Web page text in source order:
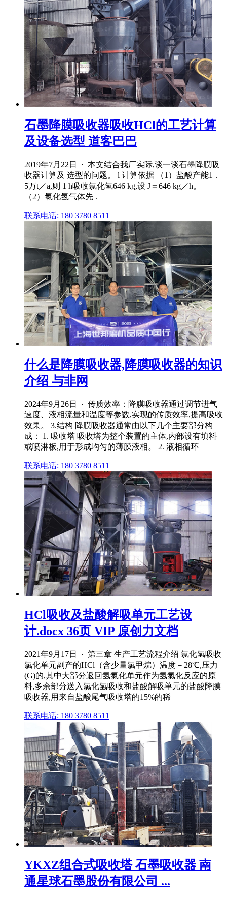
石墨降膜吸收器吸收HCl的工艺计算
及设备选型 道客巴巴
2019年7月22日 · 本文结合我厂实际,谈一谈石墨降膜吸
收器计算及 选型的问题。 l 计算依据 （1）盐酸产能1．
5万t／a,则 1 h吸收氯化氢646 kg,设 J＝646 kg／h。
（2）氯化氢气体先 .
联系电话: 180 3780 8511
什么是降膜吸收器,降膜吸收器的知识
介绍 与非网
2024年9月26日 · 传质效率：降膜吸收器通过调节进气
速度、液相流量和温度等参数,实现的传质效率,提高吸收
效果。 3.结构 降膜吸收器通常由以下几个主要部分构
成： 1. 吸收塔 吸收塔为整个装置的主体,内部设有填料
或喷淋板,用于形成均匀的薄膜液相。 2. 液相循环
联系电话: 180 3780 8511
HCl吸收及盐酸解吸单元工艺设
计.docx 36页 VIP 原创力文档
2021年9月17日 · 第三章 生产工艺流程介绍 氯化氢吸收
氯化单元副产的HCl（含少量氯甲烷）温度－28℃,压力
(G)的,其中大部分返回氢氯化单元作为氢氯化反应的原
料,多余部分送入氯化氢吸收和盐酸解吸单元的盐酸降膜
吸收器,用来自盐酸尾气吸收塔的15%的稀
联系电话: 180 3780 8511
YKXZ组合式吸收塔 石墨吸收器 南
通星球石墨股份有限公司 ...